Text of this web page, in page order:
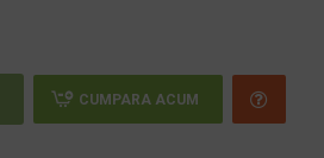
CUMPARA ACUM